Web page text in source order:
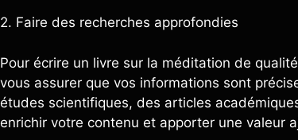
2. Faire des recherches approfondies
Pour écrire un livre sur la méditation de
vous assurer que vos informations sont
études scientifiques, des articles
enrichir votre contenu et apporter une valeur